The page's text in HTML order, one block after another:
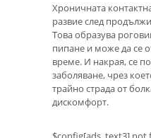
Хроничната
развие след
Това образува
пипане и може да се
време. И накрая, се
заболяване, чрез
трайно страда от
дискомфорт.